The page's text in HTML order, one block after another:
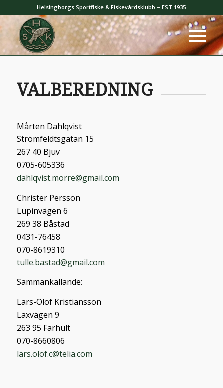
Helsingborgs Sportfiske & Fiskevårdsklubb – EST 1935
VALBEREDNING
Mårten Dahlqvist
Strömfeldtsgatan 15
267 40 Bjuv
0705-605336
dahlqvist.morre@gmail.com
Christer Persson
Lupinvägen 6
269 38 Båstad
0431-76458
070-8619310
tulle.bastad@gmail.com
Sammankallande:
Lars-Olof Kristiansson
Laxvägen 9
263 95 Farhult
070-8660806
lars.olof.c@telia.com